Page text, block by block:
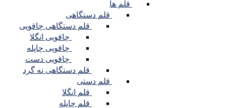
قلم ها
قلم دستگاهی
قلم دستگاهی چاقویی
چاقویی انگلا
چاقویی چاپله
چاقویی دست
قلم دستگاهی ته گرد
قلم دستی
قلم انگلا
قلم چاپله